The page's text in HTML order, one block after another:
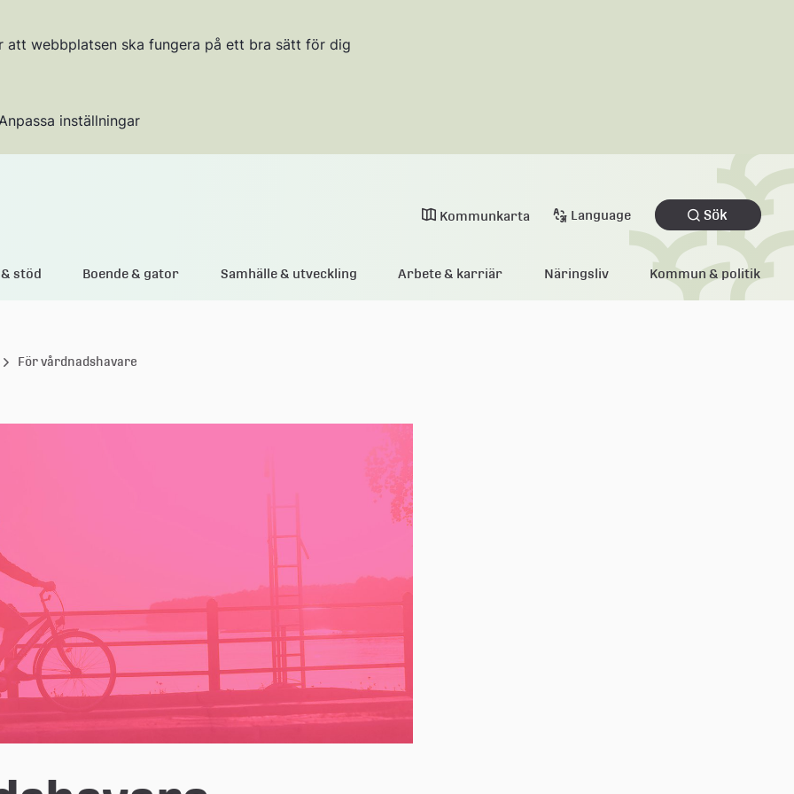
att webbplatsen ska fungera på ett bra sätt för dig
inställningar
Kommunkarta Language Sök
stöd Boende & gator Samhälle & utveckling Arbete & karriär Näringsliv Kommun & politik
För vårdnadshavare